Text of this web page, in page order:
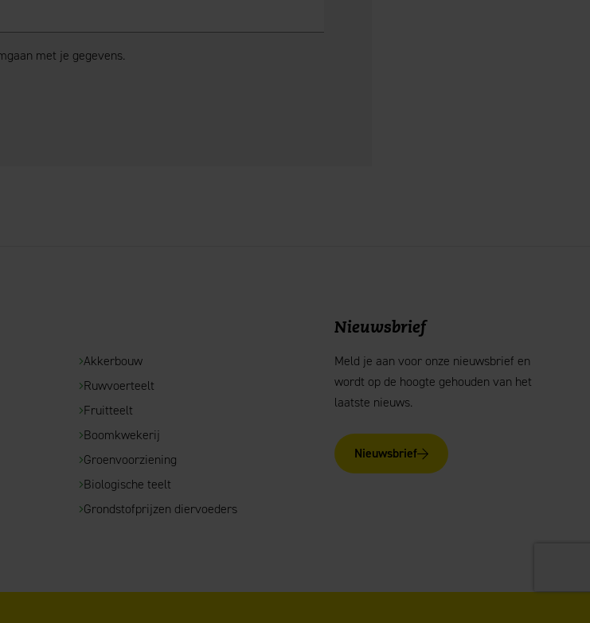
met je gegevens.
Akkerbouw
Ruwvoerteelt
Fruitteelt
Boomkwekerij
Groenvoorziening
Biologische teelt
Grondstofprijzen diervoeders
Nieuwsbrief
Meld je aan voor onze nieuwsbrief en
wordt op de hoogte gehouden van het
laatste nieuws.
Nieuwsbrief